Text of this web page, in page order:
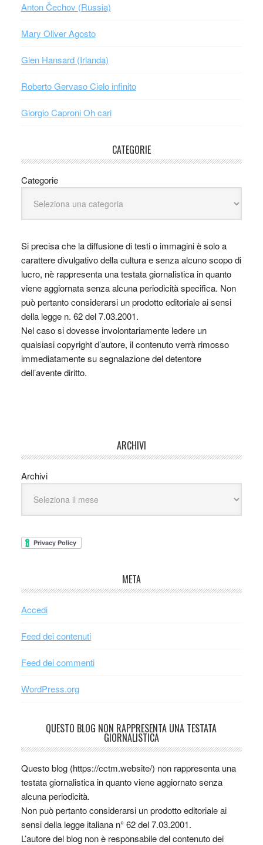
Anton Čechov (Russia)
Mary Oliver Agosto
Glen Hansard (Irlanda)
Roberto Gervaso Cielo infinito
Giorgio Caproni Oh cari
CATEGORIE
Categorie
Si precisa che la diffusione di testi o immagini è solo a
carattere divulgativo della cultura e senza alcuno scopo di
lucro, nè rappresenta una testata giornalistica in quanto
viene aggiornata senza alcuna periodicità specifica. Non
può pertanto considerarsi un prodotto editoriale ai sensi
della legge n. 62 del 7.03.2001.
Nel caso si dovesse involontariamente ledere un
qualsiasi copyright d’autore, il contenuto verrà rimosso
immediatamente su segnalazione del detentore
dell’avente diritto.
ARCHIVI
Archivi
META
Accedi
Feed dei contenuti
Feed dei commenti
WordPress.org
QUESTO BLOG NON RAPPRESENTA UNA TESTATA
GIORNALISTICA
Questo blog (https://cctm.website/) non rappresenta una
testata giornalistica in quanto viene aggiornato senza
alcuna periodicità.
Non può pertanto considerarsi un prodotto editoriale ai
sensi della legge italiana n° 62 del 7.03.2001.
L’autore del blog non è responsabile del contenuto dei